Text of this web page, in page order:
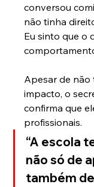
conversou
não tinha
Eu sinto que o
Apesar de não
impacto, o
confirma que
profissionais.
“A escola
não só de
também